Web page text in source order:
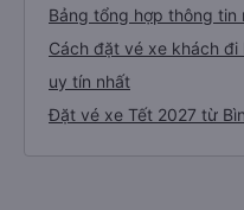
Bảng tổng hợp thông tin
Cách đặt vé xe khách đi
uy tín nhất
Đặt vé xe Tết 2027 từ